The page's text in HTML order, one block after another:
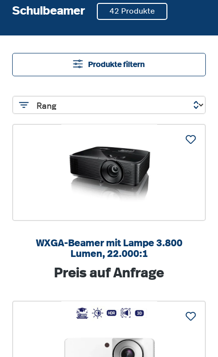
Schulbeamer 42 Produkte
Produkte filtern
WXGA-Beamer mit Lampe 3.800
Lumen, 22.000:1
Regulärer Preis:
Preis auf Anfrage